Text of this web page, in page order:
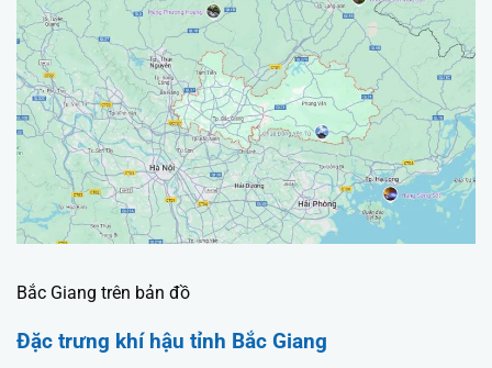
Bắc Giang trên bản đồ
Đặc trưng khí hậu tỉnh Bắc Giang